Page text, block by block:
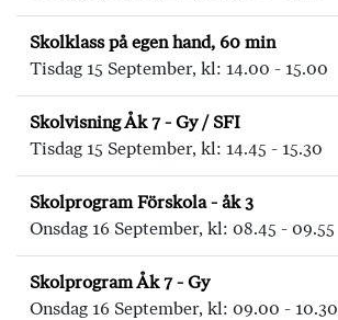
Skolklass på egen hand, 60 min
Tisdag 15 September, kl: 14.00 - 15.00
Skolvisning Åk 7 - Gy / SFI
Tisdag 15 September, kl: 14.45 - 15.30
Skolprogram Förskola - åk 3
Onsdag 16 September, kl: 08.45 - 09.55
Skolprogram Åk 7 - Gy
Onsdag 16 September, kl: 09.00 - 10.30